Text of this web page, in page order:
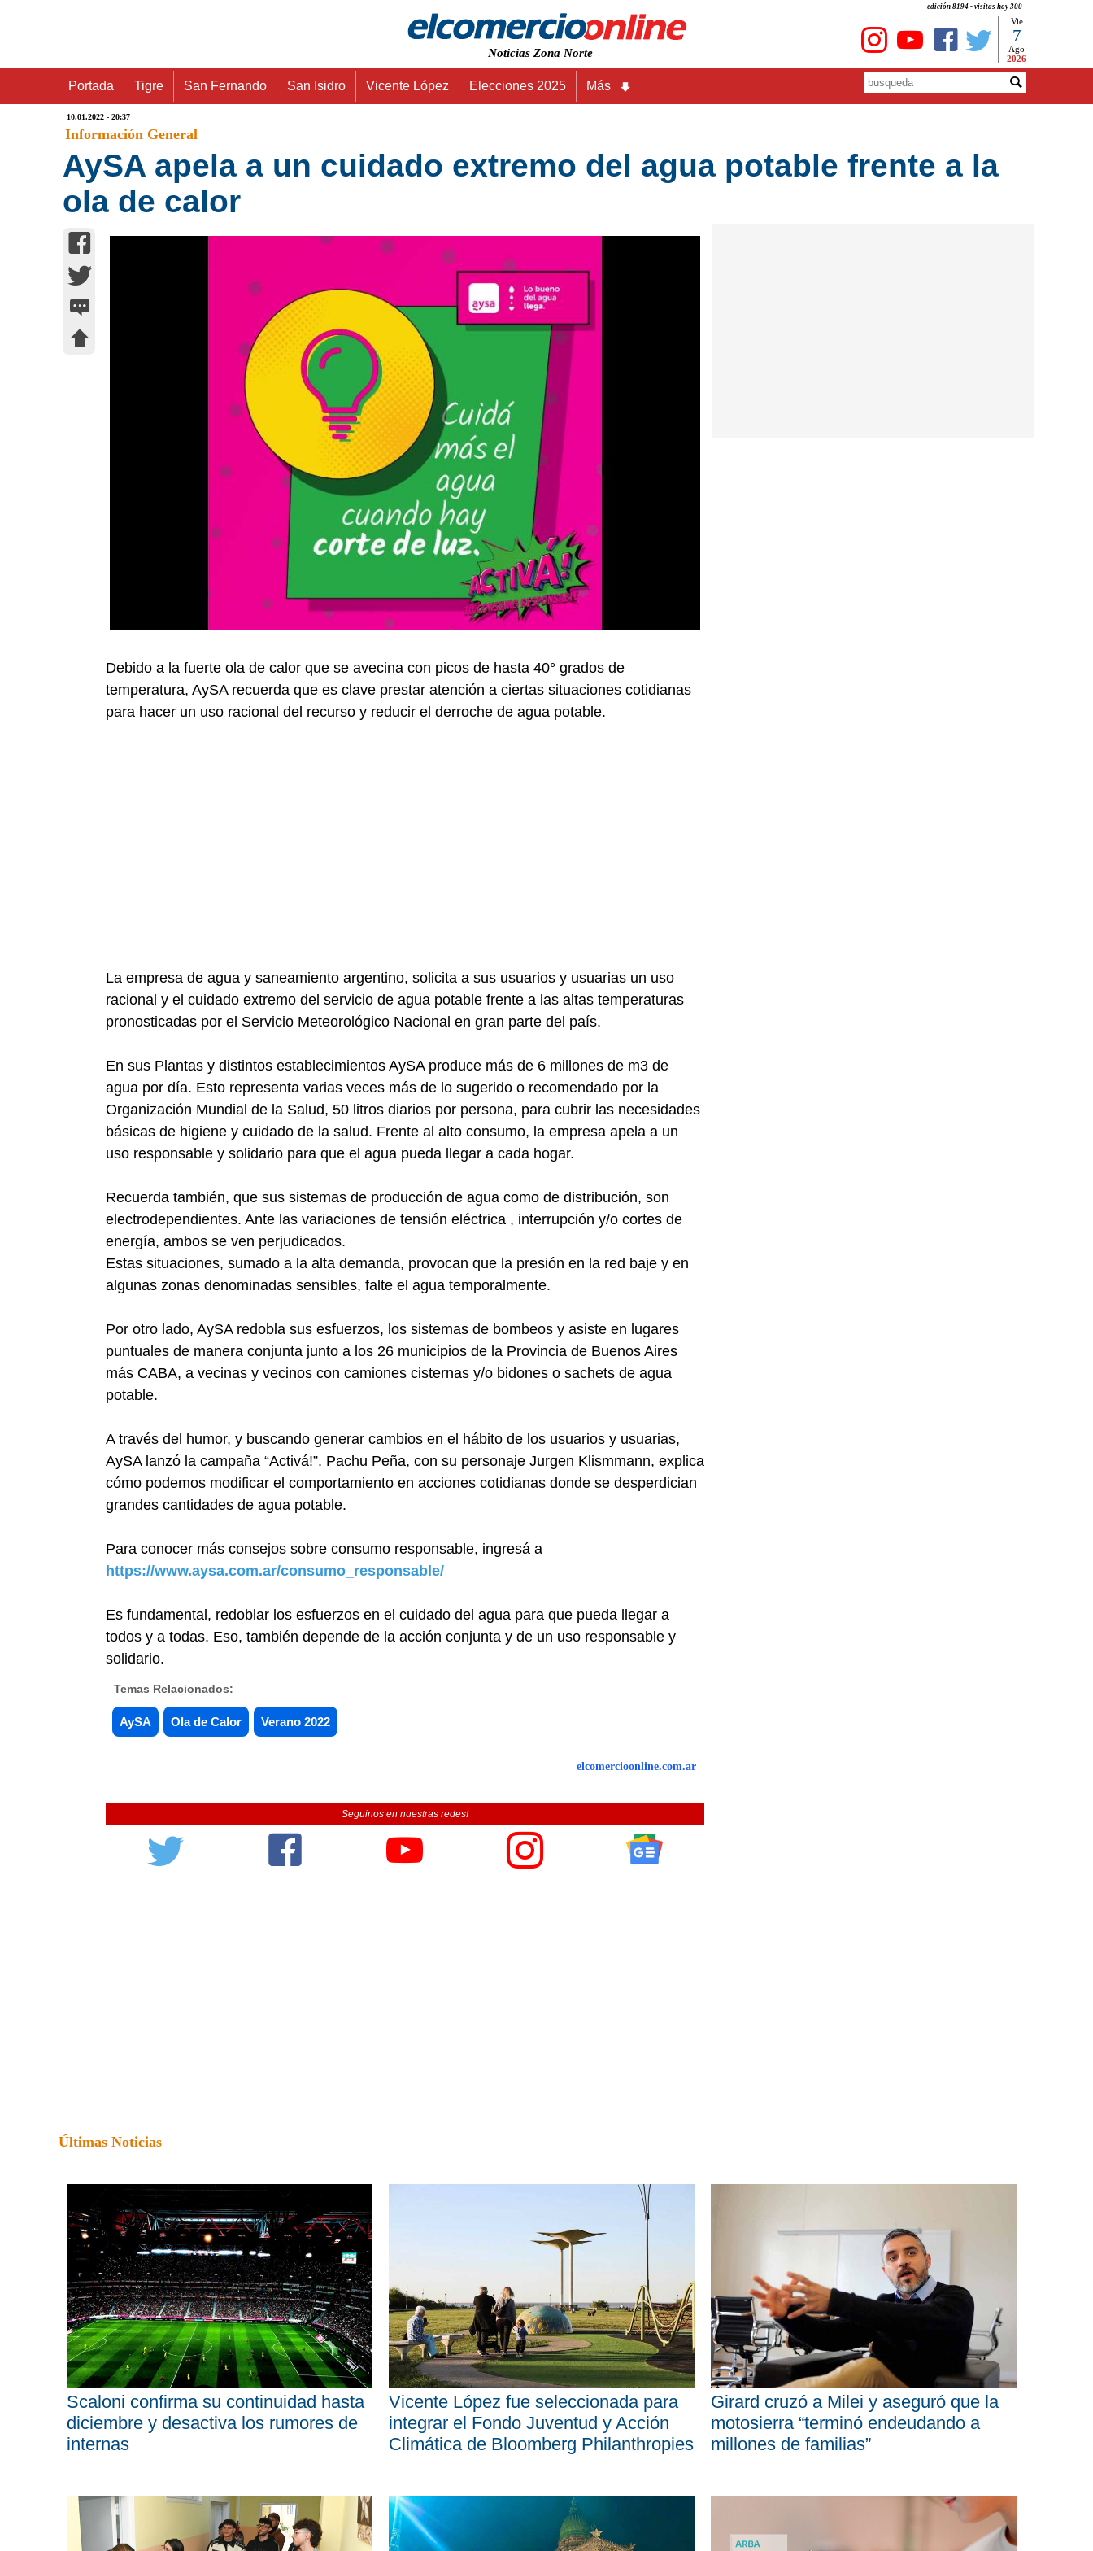
edición 8194 - visitas hoy 300
Noticias Zona Norte
Vie
7
Ago
2026
Portada Tigre San Fernando San Isidro Vicente López Elecciones 2025 Más
10.01.2022 - 20:37
Información General
AySA apela a un cuidado extremo del agua potable frente a la
ola de calor
Debido a la fuerte ola de calor que se avecina con picos de hasta 40° grados de
temperatura, AySA recuerda que es clave prestar atención a ciertas situaciones cotidianas
para hacer un uso racional del recurso y reducir el derroche de agua potable.
La empresa de agua y saneamiento argentino, solicita a sus usuarios y usuarias un uso
racional y el cuidado extremo del servicio de agua potable frente a las altas temperaturas
pronosticadas por el Servicio Meteorológico Nacional en gran parte del país.
En sus Plantas y distintos establecimientos AySA produce más de 6 millones de m3 de
agua por día. Esto representa varias veces más de lo sugerido o recomendado por la
Organización Mundial de la Salud, 50 litros diarios por persona, para cubrir las necesidades
básicas de higiene y cuidado de la salud. Frente al alto consumo, la empresa apela a un
uso responsable y solidario para que el agua pueda llegar a cada hogar.
Recuerda también, que sus sistemas de producción de agua como de distribución, son
electrodependientes. Ante las variaciones de tensión eléctrica , interrupción y/o cortes de
energía, ambos se ven perjudicados.
Estas situaciones, sumado a la alta demanda, provocan que la presión en la red baje y en
algunas zonas denominadas sensibles, falte el agua temporalmente.
Por otro lado, AySA redobla sus esfuerzos, los sistemas de bombeos y asiste en lugares
puntuales de manera conjunta junto a los 26 municipios de la Provincia de Buenos Aires
más CABA, a vecinas y vecinos con camiones cisternas y/o bidones o sachets de agua
potable.
A través del humor, y buscando generar cambios en el hábito de los usuarios y usuarias,
AySA lanzó la campaña “Activá!”. Pachu Peña, con su personaje Jurgen Klismmann, explica
cómo podemos modificar el comportamiento en acciones cotidianas donde se desperdician
grandes cantidades de agua potable.
Para conocer más consejos sobre consumo responsable, ingresá a
https://www.aysa.com.ar/consumo_responsable/
Es fundamental, redoblar los esfuerzos en el cuidado del agua para que pueda llegar a
todos y a todas. Eso, también depende de la acción conjunta y de un uso responsable y
solidario.
Temas Relacionados:
AySA Ola de Calor Verano 2022
elcomercioonline.com.ar
Seguinos en nuestras redes!
Últimas Noticias
Scaloni confirma su continuidad hasta
diciembre y desactiva los rumores de
internas
Vicente López fue seleccionada para
integrar el Fondo Juventud y Acción
Climática de Bloomberg Philanthropies
Girard cruzó a Milei y aseguró que la
motosierra “terminó endeudando a
millones de familias”